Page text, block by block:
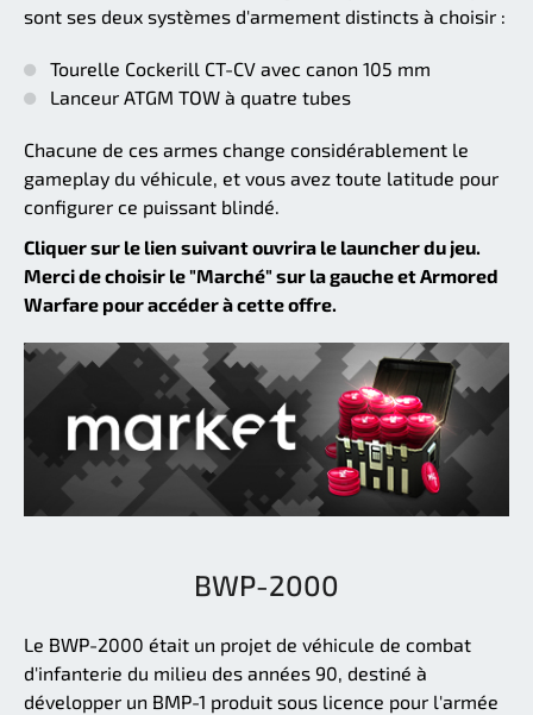
sont ses deux systèmes d'armement distincts à choisir :
Tourelle Cockerill CT-CV avec canon 105 mm
Lanceur ATGM TOW à quatre tubes
Chacune de ces armes change considérablement le
gameplay du véhicule, et vous avez toute latitude pour
configurer ce puissant blindé.
Cliquer sur le lien suivant ouvrira le launcher du jeu.
Merci de choisir le "Marché" sur la gauche et Armored
Warfare pour accéder à cette offre.
BWP-2000
Le BWP-2000 était un projet de véhicule de combat
d'infanterie du milieu des années 90, destiné à
développer un BMP-1 produit sous licence pour l'armée